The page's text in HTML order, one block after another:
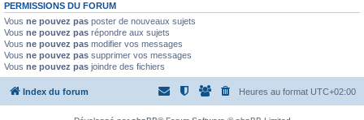
PERMISSIONS DU FORUM
Vous ne pouvez pas poster de nouveaux sujets
Vous ne pouvez pas répondre aux sujets
Vous ne pouvez pas modifier vos messages
Vous ne pouvez pas supprimer vos messages
Vous ne pouvez pas joindre des fichiers
Index du forum Heures au format UTC+02:00